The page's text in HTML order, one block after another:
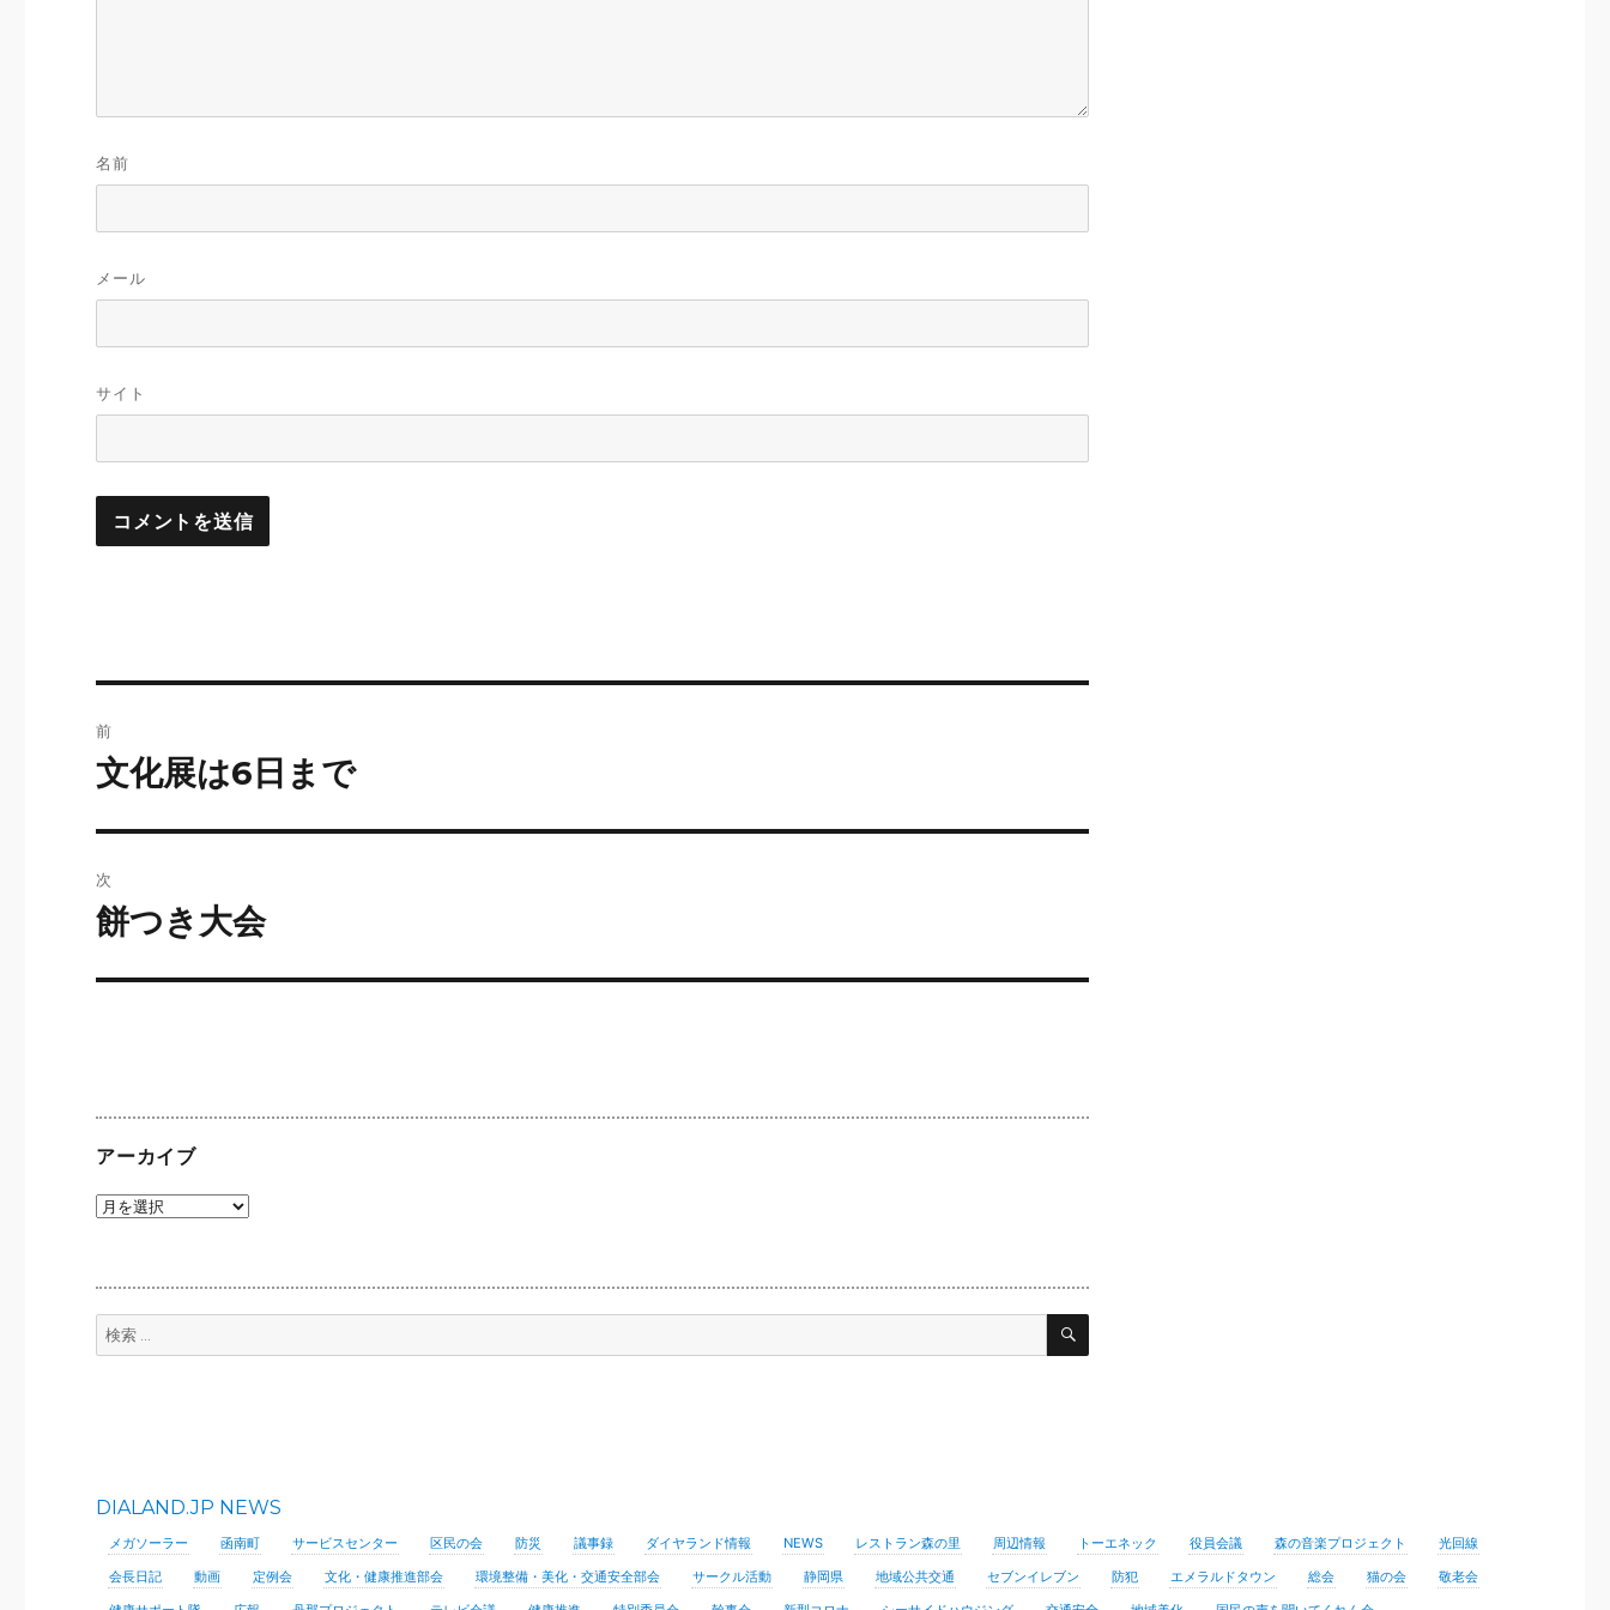
名前
メール
サイト
稿
ゲ
ン
前
前
投
稿:
文化展は6日まで
次
次
投
餅つき大会
アーカイブ
ア
検
索:
検
DIALAND.JP NEWS
メガソーラー 函南町 サービスセンター 区民の会 防災 議事録 ダイヤランド情報 NEWS レストラン森の里 周辺情報 トーエネック 役員会議 森の音楽プロジェクト
光回線
会長日記
動画 定例会 文化・健康推進部会 環境整備・美化・交通安全部会 サークル活動 静岡県 地域公共交通 セブンイレブン 防犯 エメラルドタウン 総会 猫の会
敬老会